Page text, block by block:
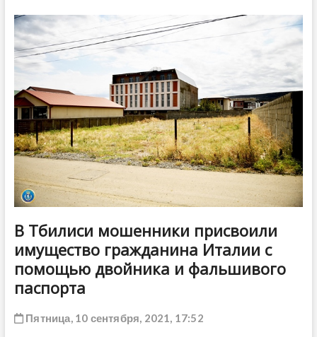
o
n
В Тбилиси мошенники присвоили
имущество гражданина Италии с
помощью двойника и фальшивого
паспорта
Пятница, 10 сентября, 2021, 17:52